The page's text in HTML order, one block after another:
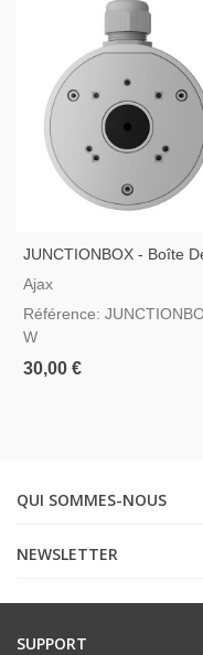
JUNCTIONBOX - Boîte
Connexion Pour Caméras
Ajax
Référence:
W
30,00 €
QUI SOMMES-NOUS
NEWSLETTER
SUPPORT